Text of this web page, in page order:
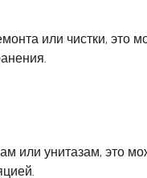
или чистки, это
унитазам, это